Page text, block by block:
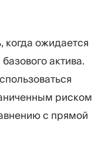
когда ожидается
актива.
риском
с прямой